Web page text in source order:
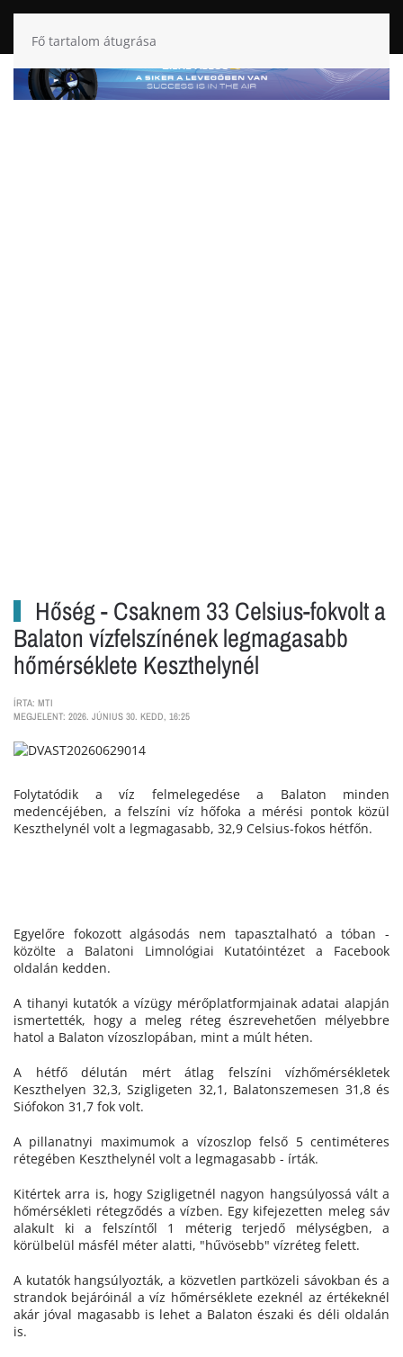
Fő tartalom átugrása
Hőség - Csaknem 33 Celsius-fokvolt a
Balaton vízfelszínének legmagasabb
hőmérséklete Keszthelynél
ÍRTA: MTI
MEGJELENT: 2026. JÚNIUS 30. KEDD, 16:25
Folytatódik a víz felmelegedése a Balaton minden
medencéjében, a felszíni víz hőfoka a mérési pontok közül
Keszthelynél volt a legmagasabb, 32,9 Celsius-fokos hétfőn.
Egyelőre fokozott algásodás nem tapasztalható a tóban -
közölte a Balatoni Limnológiai Kutatóintézet a Facebook
oldalán kedden.
A tihanyi kutatók a vízügy mérőplatformjainak adatai alapján
ismertették, hogy a meleg réteg észrevehetően mélyebbre
hatol a Balaton vízoszlopában, mint a múlt héten.
A hétfő délután mért átlag felszíni vízhőmérsékletek
Keszthelyen 32,3, Szigligeten 32,1, Balatonszemesen 31,8 és
Siófokon 31,7 fok volt.
A pillanatnyi maximumok a vízoszlop felső 5 centiméteres
rétegében Keszthelynél volt a legmagasabb - írták.
Kitértek arra is, hogy Szigligetnél nagyon hangsúlyossá vált a
hőmérsékleti rétegződés a vízben. Egy kifejezetten meleg sáv
alakult ki a felszíntől 1 méterig terjedő mélységben, a
körülbelül másfél méter alatti, "hűvösebb" vízréteg felett.
A kutatók hangsúlyozták, a közvetlen partközeli sávokban és a
strandok bejáróinál a víz hőmérséklete ezeknél az értékeknél
akár jóval magasabb is lehet a Balaton északi és déli oldalán
is.